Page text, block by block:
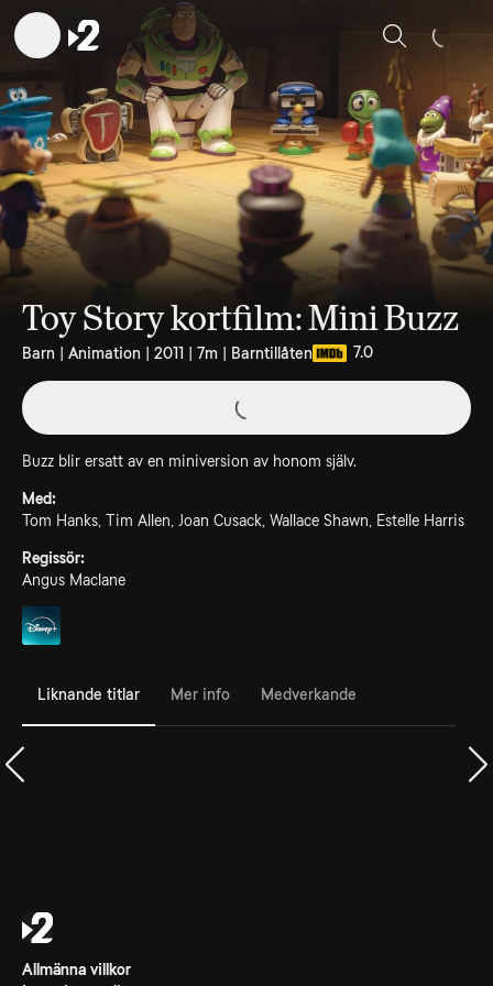
Sök
Toy Story kortfilm: Mini Buzz
Barn | Animation | 2011 | 7m | Barntillåten 7.0
Buzz blir ersatt av en miniversion av honom själv.
Med:
Tom Hanks, Tim Allen, Joan Cusack, Wallace Shawn, Estelle Harris
Regissör:
Angus Maclane
Liknande titlar Mer info Medverkande
Allmänna villkor